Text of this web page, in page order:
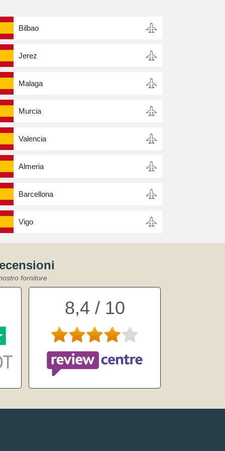
Bilbao
Jerez
Malaga
Murcia
Valencia
Almeria
Barcellona
Vigo
fornitore
8,4 / 10